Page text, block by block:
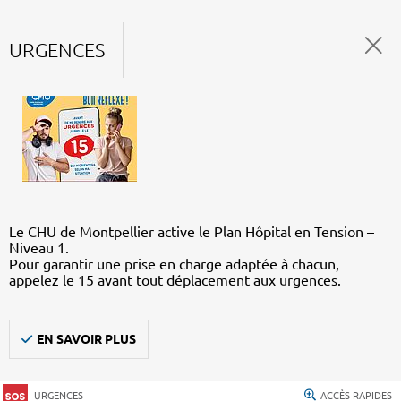
URGENCES
Le CHU de Montpellier active le Plan Hôpital en Tension –
Niveau 1.
Pour garantir une prise en charge adaptée à chacun,
appelez le 15 avant tout déplacement aux urgences.
EN SAVOIR PLUS
URGENCES ACCÈS RAPIDES